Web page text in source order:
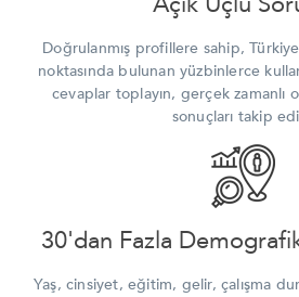
Doğrulanmış profillere sahip,
noktasında bulunan yüzbinlerce
cevaplar toplayın, gerçek zamanlı
sonuçları takip
30'dan Fazla
Yaş, cinsiyet, eğitim, gelir, çalışma